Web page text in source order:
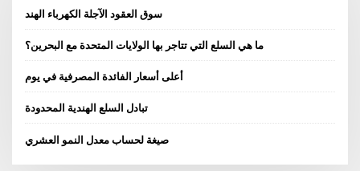
سوق العقود الآجلة الكهرباء الهند
ما هي السلع التي تتاجر بها الولايات المتحدة مع البحرين؟
أعلى أسعار الفائدة المصرفية في يوم
تبادل السلع الهندية المحدودة
صيغة لحساب معدل النمو العشري